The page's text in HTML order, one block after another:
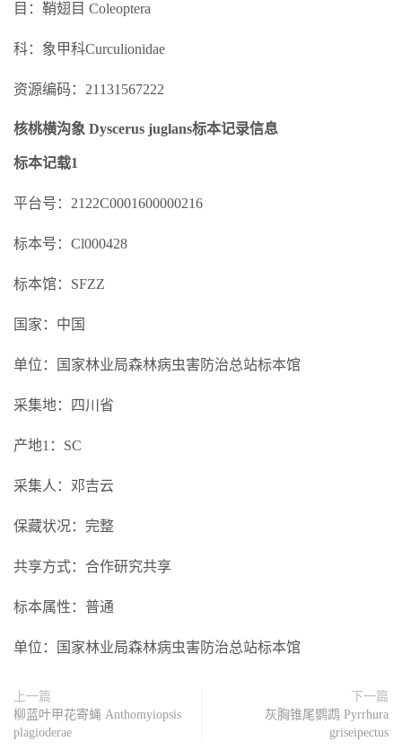
目：鞘翅目 Coleoptera
科：象甲科Curculionidae
资源编码：21131567222
核桃横沟象 Dyscerus juglans标本记录信息
标本记载1
平台号：2122C0001600000216
标本号：Cl000428
标本馆：SFZZ
国家：中国
单位：国家林业局森林病虫害防治总站标本馆
采集地：四川省
产地1：SC
采集人：邓吉云
保藏状况：完整
共享方式：合作研究共享
标本属性：普通
单位：国家林业局森林病虫害防治总站标本馆
上一篇
柳蓝叶甲花寄蝇 Anthomyiopsis
plagioderae
下一篇
灰胸锥尾鹦鹉 Pyrrhura
griseipectus